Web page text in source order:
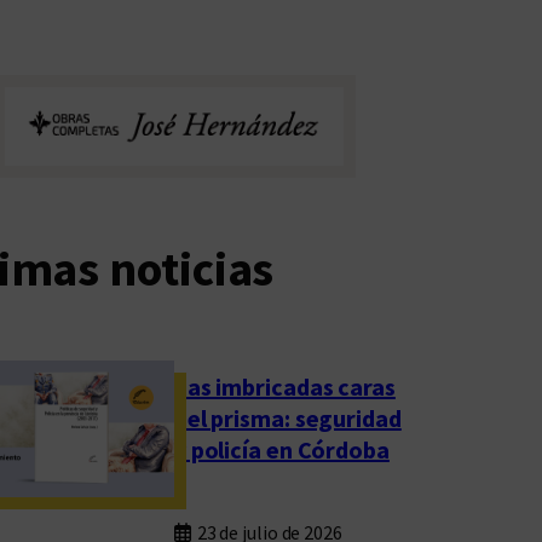
noticias
Las imbricadas caras
del prisma: seguridad
y policía en Córdoba
23 de julio de 2026